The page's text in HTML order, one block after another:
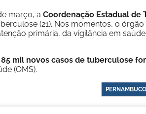
março, a Coordenação Estadual de
(21). Nos momentos, o
primária, da vigilância em
85 mil novos casos de tuberculose
(OMS).
PERNAMBUCO